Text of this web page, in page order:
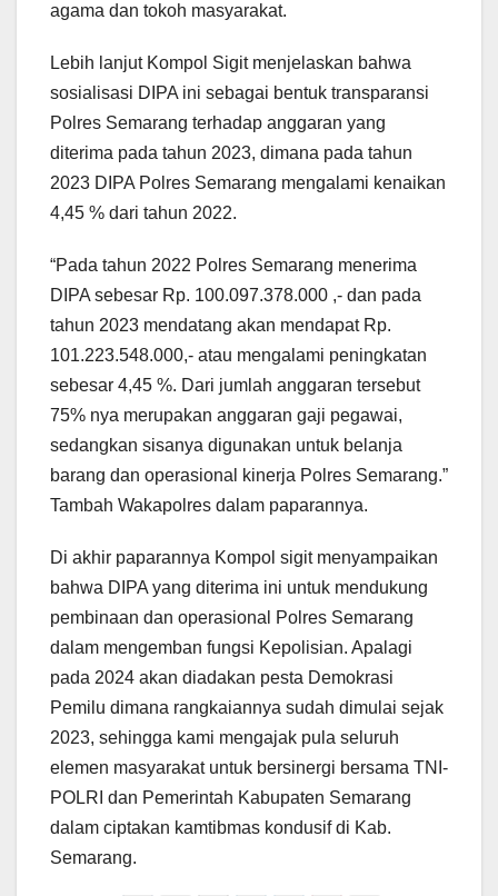
agama dan tokoh masyarakat.
Lebih lanjut Kompol Sigit menjelaskan bahwa
sosialisasi DIPA ini sebagai bentuk transparansi
Polres Semarang terhadap anggaran yang
diterima pada tahun 2023, dimana pada tahun
2023 DIPA Polres Semarang mengalami kenaikan
4,45 % dari tahun 2022.
“Pada tahun 2022 Polres Semarang menerima
DIPA sebesar Rp. 100.097.378.000 ,- dan pada
tahun 2023 mendatang akan mendapat Rp.
101.223.548.000,- atau mengalami peningkatan
sebesar 4,45 %. Dari jumlah anggaran tersebut
75% nya merupakan anggaran gaji pegawai,
sedangkan sisanya digunakan untuk belanja
barang dan operasional kinerja Polres Semarang.”
Tambah Wakapolres dalam paparannya.
Di akhir paparannya Kompol sigit menyampaikan
bahwa DIPA yang diterima ini untuk mendukung
pembinaan dan operasional Polres Semarang
dalam mengemban fungsi Kepolisian. Apalagi
pada 2024 akan diadakan pesta Demokrasi
Pemilu dimana rangkaiannya sudah dimulai sejak
2023, sehingga kami mengajak pula seluruh
elemen masyarakat untuk bersinergi bersama TNI-
POLRI dan Pemerintah Kabupaten Semarang
dalam ciptakan kamtibmas kondusif di Kab.
Semarang.